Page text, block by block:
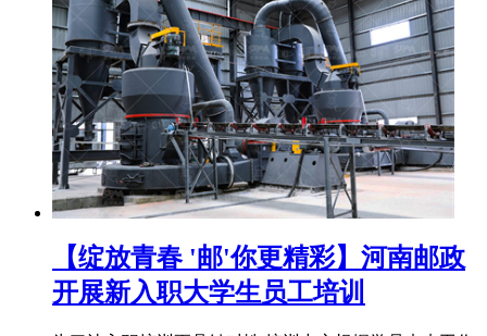
【绽放青春 '邮'你更精彩】河南邮政
开展新入职大学生员工培训